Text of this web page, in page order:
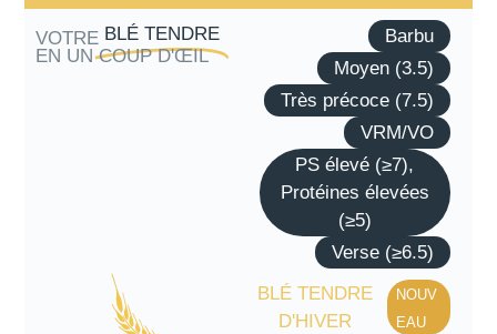
VOTRE BLÉ TENDRE
EN UN COUP D'ŒIL
Barbu
Moyen (3.5)
Très précoce (7.5)
VRM/VO
PS élevé (≥7),
Protéines élevées
(≥5)
Verse (≥6.5)
BLÉ TENDRE
D'HIVER
NOUV
EAU